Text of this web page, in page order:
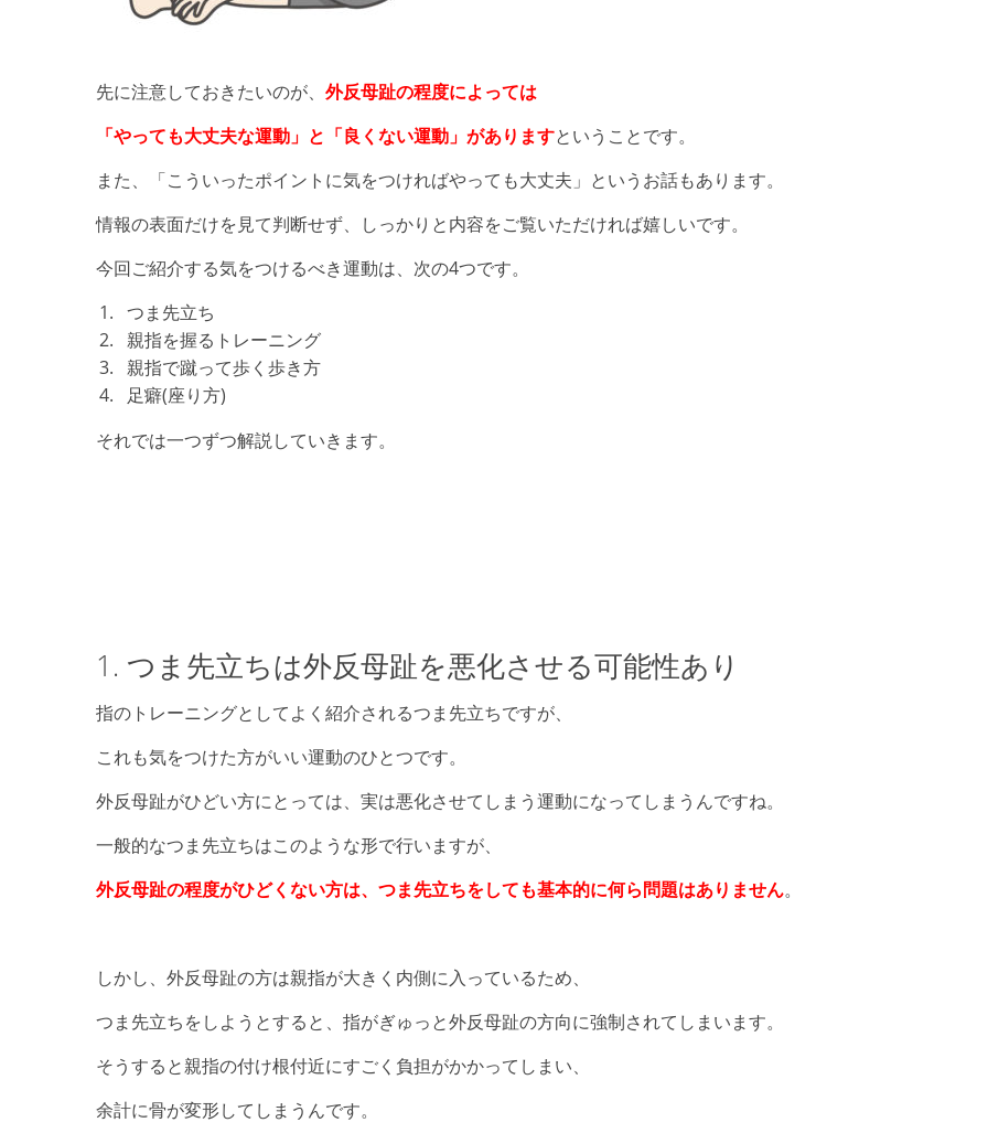
先に注意しておきたいのが、 外反母趾の程度によっては
「やっても大丈夫な運動」と 「良くない運動」 がありますということです。
また、「こういったポイントに気をつければやっても大丈夫」というお話もあります。
情報の表面だけを見て判断せず、しっかりと内容をご覧いただければ嬉しいです。
今回ご紹介する気をつけるべき運動は、次の4つです。
つま先立ち
親指を握るトレーニング
親指で蹴って歩く歩き方
足癖(座り方)
それでは一つずつ解説していきます。
1. つま先立ちは外反母趾を悪化させる可能性あり
指のトレーニングとしてよく紹介されるつま先立ちですが、
これも気をつけた方がいい運動のひとつです。
外反母趾がひどい方にとっては、実は悪化させてしまう運動になってしまうんですね。
一般的なつま先立ちはこのような形で行いますが、
外反母趾の程度がひどくない方は、 つま先立ちをしても基本的に何ら問題はありません。
しかし、外反母趾の方は親指が大きく内側に入っているため、
つま先立ちをしようとすると、指がぎゅっと外反母趾の方向に強制されてしまいます。
そうすると親指の付け根付近にすごく負担がかかってしまい、
余計に骨が変形してしまうんです。